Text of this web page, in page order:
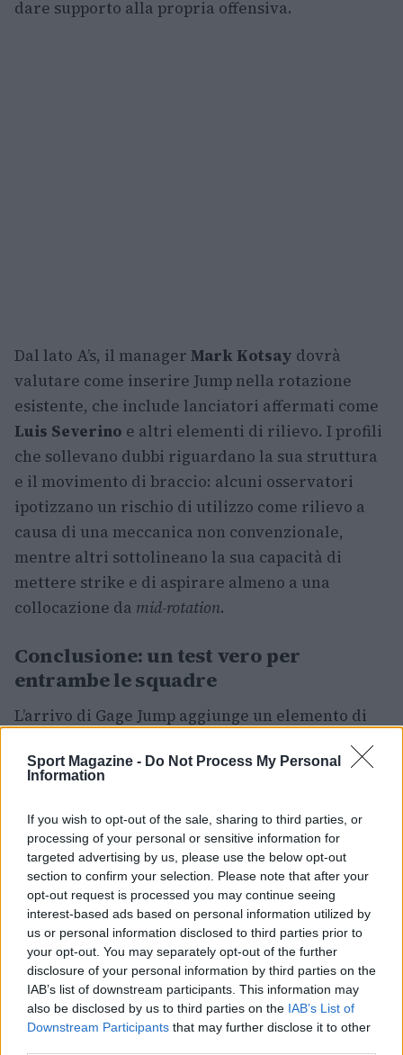
Sport Magazine - Do Not Process My Personal
Information
If you wish to opt-out of the sale, sharing to third parties, or
processing of your personal or sensitive information for
targeted advertising by us, please use the below opt-out
section to confirm your selection. Please note that after your
opt-out request is processed you may continue seeing
interest-based ads based on personal information utilized by
us or personal information disclosed to third parties prior to
your opt-out. You may separately opt-out of the further
disclosure of your personal information by third parties on the
IAB’s list of downstream participants. This information may
also be disclosed by us to third parties on the IAB’s List of
Downstream Participants that may further disclose it to other
dare supporto alla propria offensiva.
Dal lato A’s, il manager Mark Kotsay dovrà
valutare come inserire Jump nella rotazione
esistente, che include lanciatori affermati come
Luis Severino e altri elementi di rilievo. I profili
che sollevano dubbi riguardano la sua struttura
e il movimento di braccio: alcuni osservatori
ipotizzano un rischio di utilizzo come rilievo a
causa di una meccanica non convenzionale,
mentre altri sottolineano la sua capacità di
mettere strike e di aspirare almeno a una
collocazione da mid-rotation.
Conclusione: un test vero per
entrambe le squadre
L’arrivo di Gage Jump aggiunge un elemento di
incertezza a una serie già carica di implicazioni
di classifica: per Seattle è un banco di prova per
Oakland è l’opportunità di vedere se un prospetto
può offrire una scossa immediata. In sintesi, la
collisione tra una squadra in rincorsa e un
giovane lanciatore alle prime armi promette
scenari interessanti, dove tattica, nervi e
adattamento faranno la differenza.
AUTORE
Ilaria Mauri